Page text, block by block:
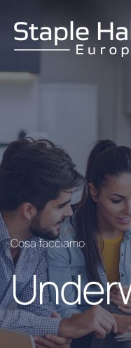
Cosa facciamo